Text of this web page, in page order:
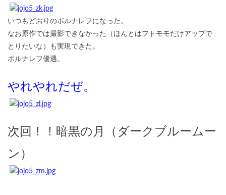
いつもどおりのポルナレフになった。
なお原作では撮影できなかった（ほんとはフトモモだけアップで
とりたいな）も実現できた。
ポルナレフ優遇。
やれやれだぜ。
次回！！暗黒の月（ダークブルームー
ン）